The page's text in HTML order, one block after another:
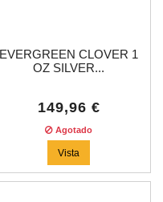
EVERGREEN CLOVER 1
OZ SILVER...
149,96 €
Agotado
Vista